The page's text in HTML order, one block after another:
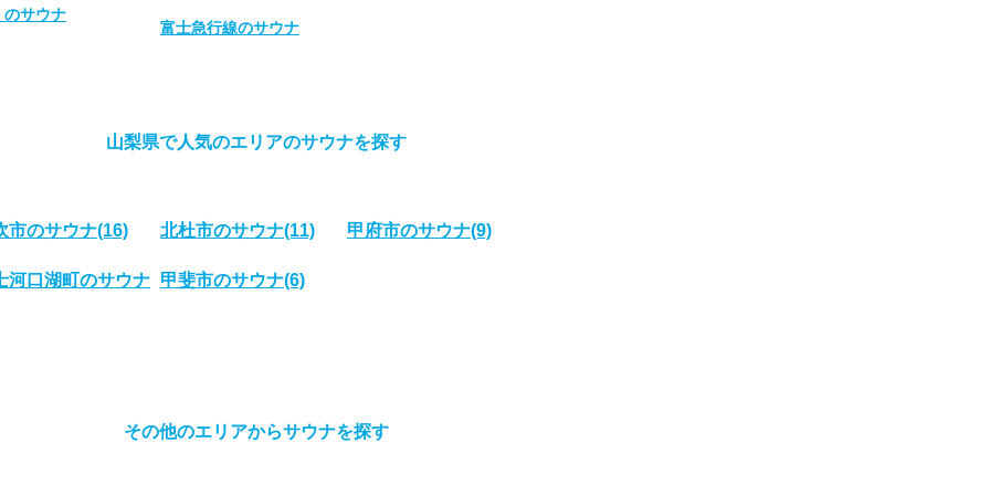
のサウナ
富士急行線のサウナ
山梨県で人気のエリアのサウナを探す
市のサウナ(16) 北杜市のサウナ(11) 甲府市のサウナ(9)
河口湖町のサウナ 甲斐市のサウナ(6)
その他のエリアからサウナを探す